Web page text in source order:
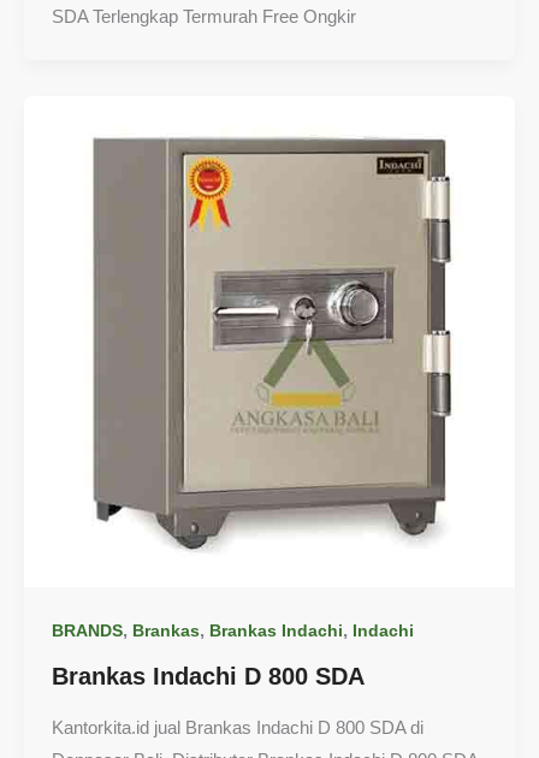
SDA Terlengkap Termurah Free Ongkir
BRANDS, Brankas, Brankas Indachi, Indachi
Brankas Indachi D 800 SDA
Kantorkita.id jual Brankas Indachi D 800 SDA di